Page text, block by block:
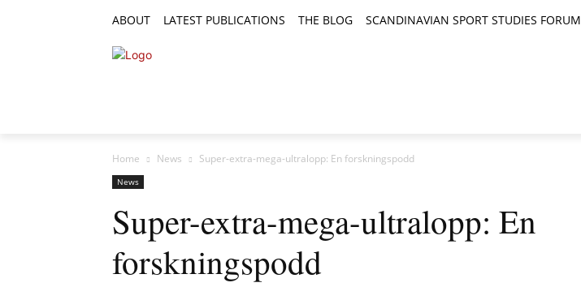
ABOUT LATEST PUBLICATIONS THE BLOG SCANDINAVIAN SPORT STUDIES FORUM
Home News Super-extra-mega-ultralopp: En forskningspodd
News
Super-extra-mega-ultralopp: En
forskningspodd